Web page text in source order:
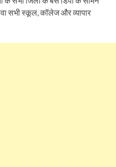
सभी स्कूल, कॉलेज और व्यापार